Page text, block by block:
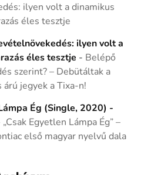
ilyen volt a dinamikus
éles tesztje
ilyen volt a
éles tesztje - Belépő
szerint? – Debütáltak a
árú jegyek a Tixa-n!
Ég (Single, 2020) -
„Csak Egyetlen Lámpa Ég” –
első magyar nyelvű dala